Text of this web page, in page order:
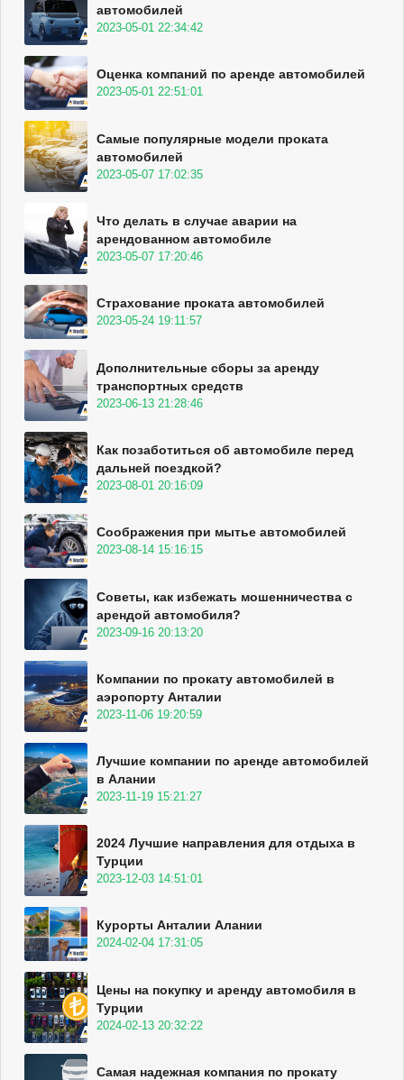
автомобилей
2023-05-01 22:34:42
Оценка компаний по аренде автомобилей
2023-05-01 22:51:01
Самые популярные модели проката
автомобилей
2023-05-07 17:02:35
Что делать в случае аварии на
арендованном автомобиле
2023-05-07 17:20:46
Страхование проката автомобилей
2023-05-24 19:11:57
Дополнительные сборы за аренду
транспортных средств
2023-06-13 21:28:46
Как позаботиться об автомобиле перед
дальней поездкой?
2023-08-01 20:16:09
Соображения при мытье автомобилей
2023-08-14 15:16:15
Советы, как избежать мошенничества с
арендой автомобиля?
2023-09-16 20:13:20
Компании по прокату автомобилей в
аэропорту Анталии
2023-11-06 19:20:59
Лучшие компании по аренде автомобилей
в Алании
2023-11-19 15:21:27
2024 Лучшие направления для отдыха в
Турции
2023-12-03 14:51:01
Курорты Анталии Алании
2024-02-04 17:31:05
Цены на покупку и аренду автомобиля в
Турции
2024-02-13 20:32:22
Самая надежная компания по прокату